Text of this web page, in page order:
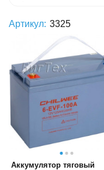
Артикул: 3325
Аккумулятор тяговый